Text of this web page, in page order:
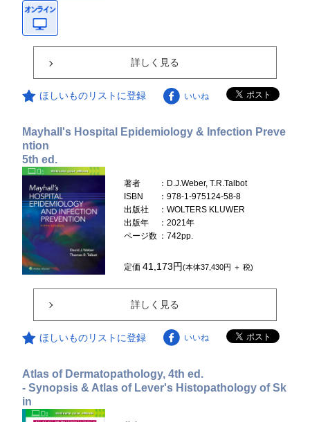
詳しく見る
ほしいものリストに登録 いいね
Mayhall's Hospital Epidemiology & Infection Preve
ntion
5th ed.
著者
：D.J.Weber, T.R.Talbot
ISBN
：978-1-975124-58-8
出版社
：WOLTERS KLUWER
出版年
：2021年
ページ数 ：742pp.
定価41,173円(本体37,430円 ＋ 税)
詳しく見る
ほしいものリストに登録 いいね
Atlas of Dermatopathology, 4th ed.
- Synopsis & Atlas of Lever's Histopathology of Sk
in